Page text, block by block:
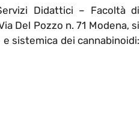
Didattici – Facoltà di
Del Pozzo n. 71 Modena, si
sistemica dei cannabinoidi: